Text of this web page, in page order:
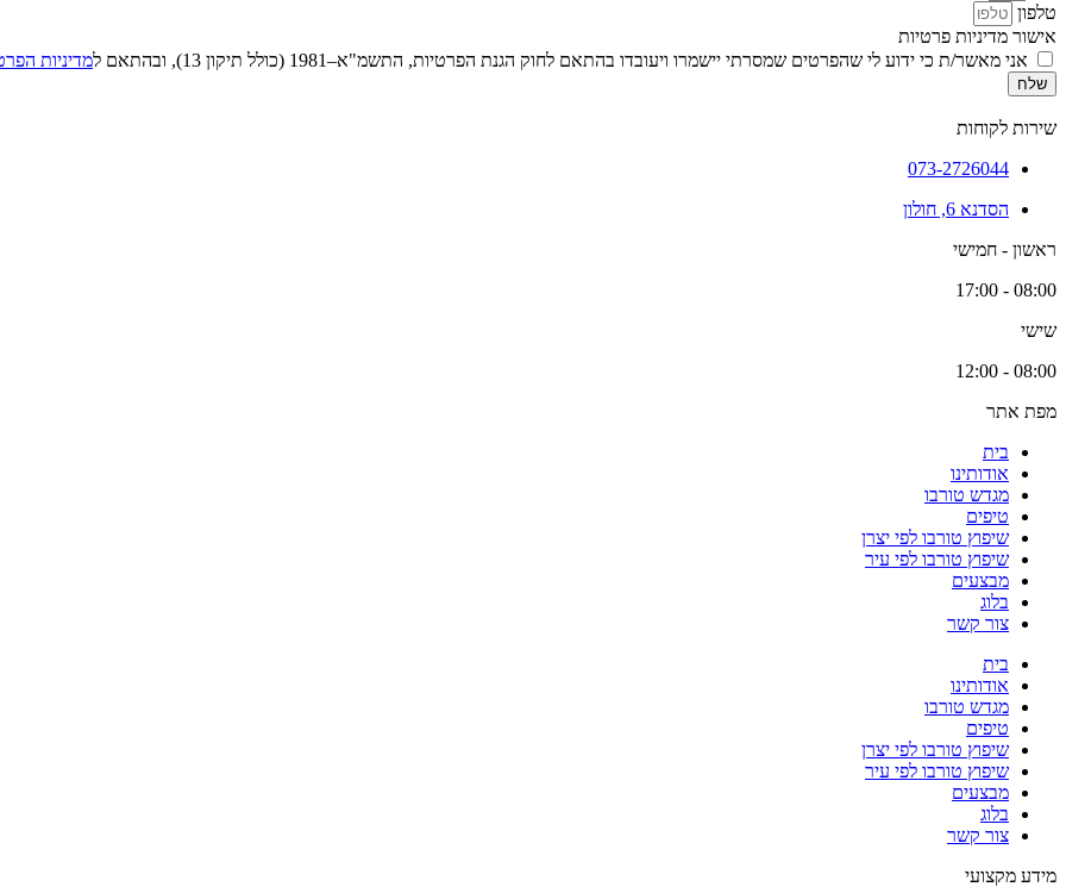
טלפון
אישור מדיניות פרטיות
אני מאשר/ת כי ידוע לי שהפרטים שמסרתי יישמרו ויעובדו בהתאם לחוק הגנת הפרטיות, התשמ"א–1981 (כולל תיקון 13), ובהתאם ל
מדיניות
שלח
שירות לקוחות
073-2726044
הסדנא 6, חולון
ראשון - חמישי
08:00 - 17:00
שישי
08:00 - 12:00
מפת אתר
בית
אודותינו
מגדש טורבו
טיפים
שיפוץ טורבו לפי יצרן
שיפוץ טורבו לפי עיר
מבצעים
בלוג
צור קשר
בית
אודותינו
מגדש טורבו
טיפים
שיפוץ טורבו לפי יצרן
שיפוץ טורבו לפי עיר
מבצעים
בלוג
צור קשר
מידע מקצועי